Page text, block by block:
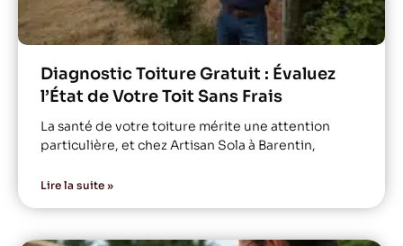
Diagnostic Toiture Gratuit : Évaluez
l’État de Votre Toit Sans Frais
La santé de votre toiture mérite une attention
particulière, et chez Artisan Sola à Barentin,
Lire la suite »